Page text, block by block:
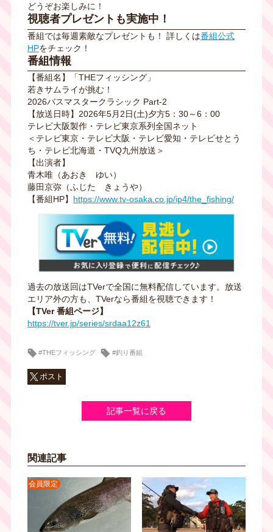
どうぞお楽しみに！
視聴者プレゼントも実施中！
番組では毎週素敵なプレゼントも！ 詳しくは番組公式
HPをチェック！
番組情報
【番組名】「THEフィッシング」
若きサムライが挑む！
2026バスマスタークラシック Part-2
【放送日時】2026年5月2日(土)夕方5：30～6：00
テレビ大阪製作・テレビ東京系列全国ネット
＜テレビ東京・テレビ大阪・テレビ愛知・テレビせとう
ち・テレビ北海道・TVQ九州放送＞
【出演者】
青木唯（あおき ゆい）
藤田京弥（ふじた きょうや）
【番組HP】 https://www.tv-osaka.co.jp/ip4/the_fishing/
過去の放送回はTVerで全国に無料配信しています。放送
エリア外の方も、TVerなら番組を視聴できます！
【TVer 番組ページ】
https://tver.jp/series/srdaa12z61
#THEフィッシング #釣り番組
ポスト
記事一覧に戻る
関連記事
会員限定